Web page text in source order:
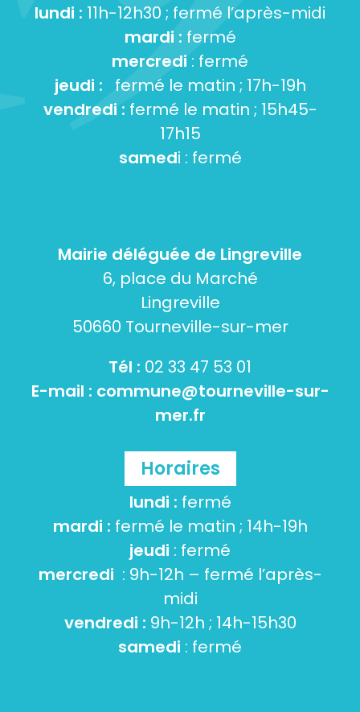
lundi : 11h-12h30 ; fermé l’après-midi
mardi : fermé
mercredi : fermé
jeudi : fermé le matin ; 17h-19h
vendredi : fermé le matin ; 15h45-
17h15
samedi : fermé
Mairie déléguée de Lingreville
6, place du Marché
Lingreville
50660 Tourneville-sur-mer
Tél : 02 33 47 53 01
E-mail : commune@tourneville-sur-
mer.fr
Horaires
lundi : fermé
mardi : fermé le matin ; 14h-19h
jeudi : fermé
mercredi : 9h-12h – fermé l’après-
midi
vendredi : 9h-12h ; 14h-15h30
samedi : fermé